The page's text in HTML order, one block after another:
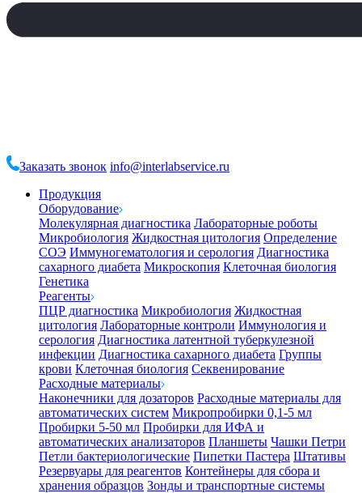
Заказать звонок info@interlabservice.ru
Продукция
Оборудование
Молекулярная диагностика Лабораторные роботы
Микробиология Жидкостная цитология Определение
СОЭ Иммуногематология и серология Диагностика
сахарного диабета Микроскопия Клеточная биология
Генетика
Реагенты
ПЦР диагностика Микробиология Жидкостная
цитология Лабораторные контроли Иммунология и
серология Диагностика латентной туберкулезной
инфекции Диагностика сахарного диабета Группы
крови Клеточная биология Секвенирование
Расходные материалы
Наконечники для дозаторов Расходные материалы для
автоматических систем Микропробирки 0,1-5 мл
Пробирки 5-50 мл Пробирки для ИФА и
автоматических анализаторов Планшеты Чашки Петри
Петли бактериологические Пипетки Пастера Штативы
Резервуары для реагентов Контейнеры для сбора и
хранения образцов Зонды и транспортные системы